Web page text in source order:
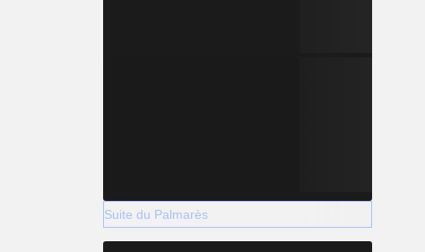
Suite du Palmarès